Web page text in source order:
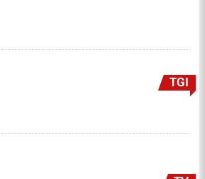
TGI